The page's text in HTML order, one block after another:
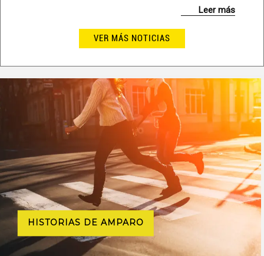
Leer más
VER MÁS NOTICIAS
HISTORIAS DE AMPARO